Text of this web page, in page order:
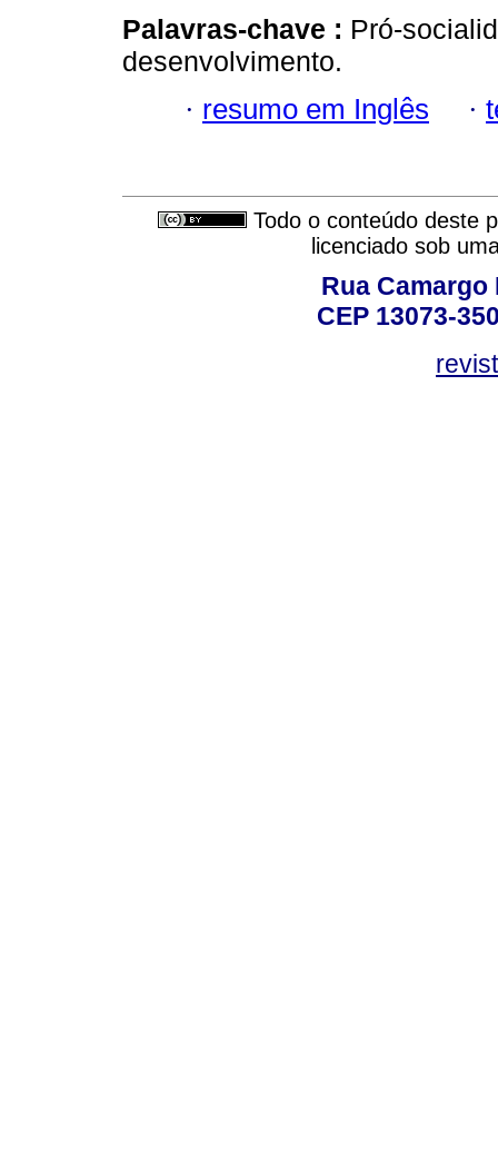
Palavras-chave : Pró-
desenvolvimento.
· resumo em Inglês ·
Todo o conteúdo deste
licenciado sob
Rua Camargo
CEP 13073-